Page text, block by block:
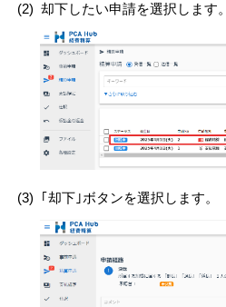
(2)却下したい申請を選択します。
(3) ｢却下｣ボタンを選択します。